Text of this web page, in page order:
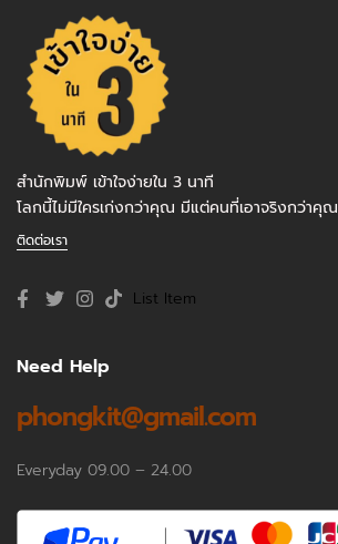
สำนักพิมพ์ เข้าใจง่ายใน 3 นาที
โลกนี้ไม่มีใครเก่งกว่าคุณ มีแต่คนที่เอาจริงกว่าคุณ
ติดต่อเรา
List Item
Need Help
phongkit@gmail.com
Everyday 09.00 – 24.00